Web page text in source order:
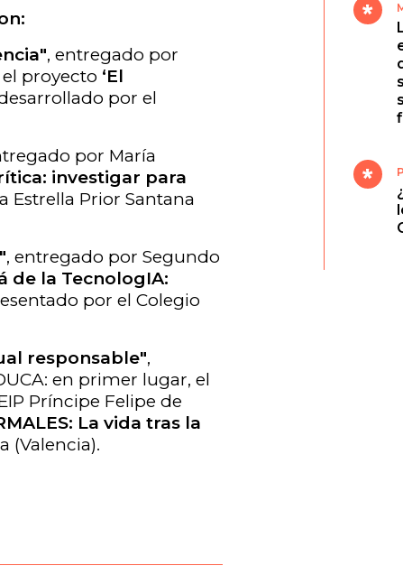
, entregado por
proyecto ‘El
por el
por María
investigar para
Estrella Prior Santana
, entregado por Segundo
de la TecnologIA:
por el Colegio
responsable",
en primer lugar, el
Príncipe Felipe de
La vida tras la
(Valencia).